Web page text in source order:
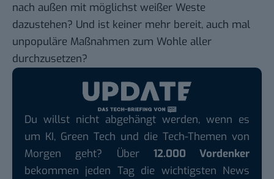
nach außen mit möglichst weißer Weste
dazustehen? Und ist keiner mehr bereit, auch mal
unpopuläre Maßnahmen zum Wohle aller
durchzusetzen?
Du willst nicht abgehängt werden, wenn es
um KI, Green Tech und die Tech-Themen von
Morgen geht? Über 12.000 Vordenker
bekommen jeden Tag die wichtigsten News